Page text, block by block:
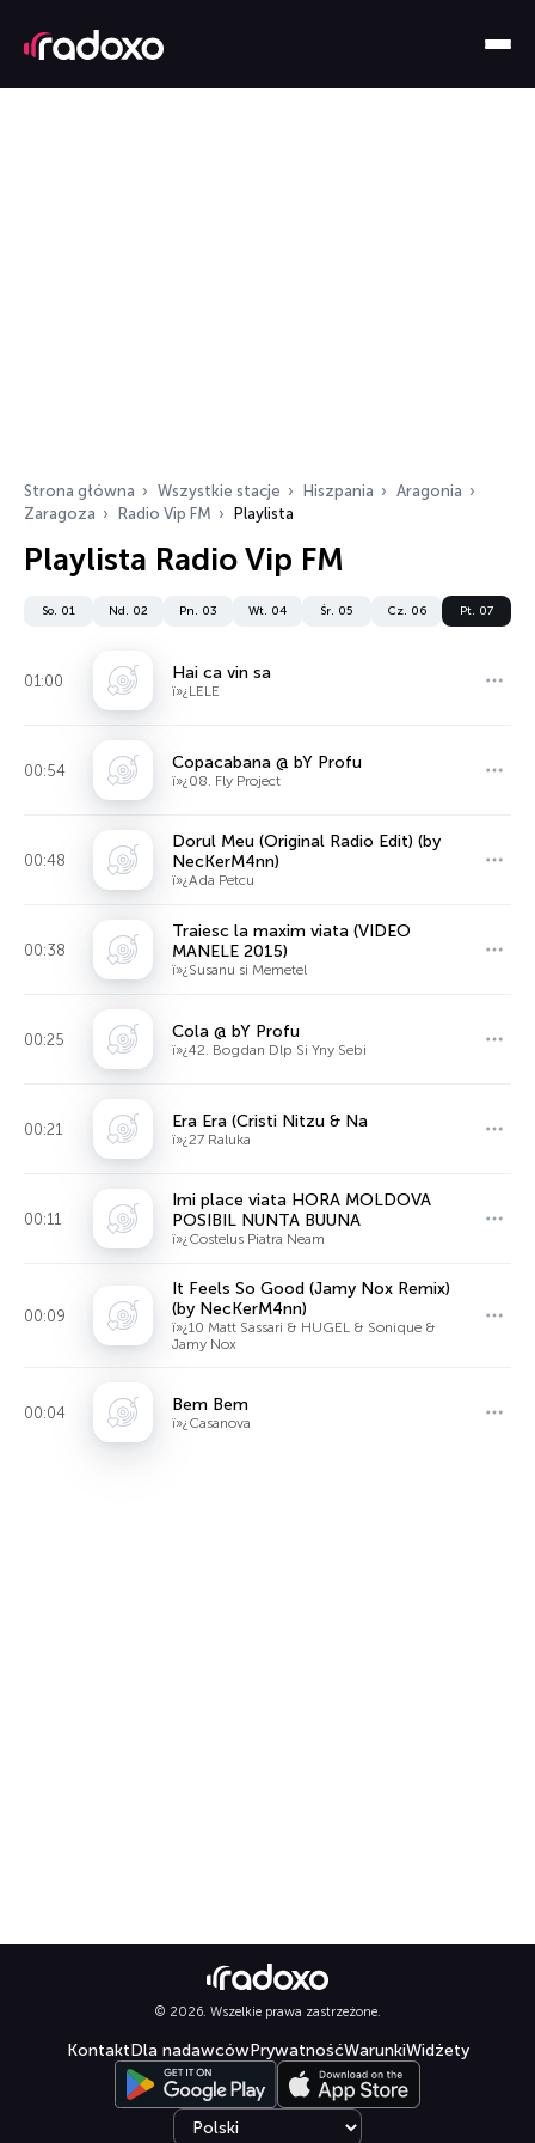
Strona główna Wszystkie stacje Hiszpania
Aragonia
Zaragoza
Radio Vip FM Playlista
Playlista Radio Vip FM
So. 01 Nd. 02 Pn. 03 Wt. 04 Śr. 05 Cz. 06 Pt. 07
01:00 Hai ca vin sa
ï»¿LELE
00:54 Copacabana @ bY Profu
ï»¿08. Fly Project
00:48
Dorul Meu (Original Radio Edit) (by
NecKerM4nn)
ï»¿Ada Petcu
00:38
Traiesc la maxim viata (VIDEO
MANELE 2015)
ï»¿Susanu si Memetel
00:25 Cola @ bY Profu
ï»¿42. Bogdan Dlp Si Yny Sebi
00:21 Era Era (Cristi Nitzu & Na
ï»¿27 Raluka
00:11
Imi place viata HORA MOLDOVA
POSIBIL NUNTA BUUNA
ï»¿Costelus Piatra Neam
00:09
It Feels So Good (Jamy Nox Remix)
(by NecKerM4nn)
ï»¿10 Matt Sassari & HUGEL & Sonique &
Jamy Nox
00:04 Bem Bem
ï»¿Casanova
© 2026. Wszelkie prawa zastrzeżone.
KontaktDla nadawcówPrywatnośćWarunkiWidżety
Select language